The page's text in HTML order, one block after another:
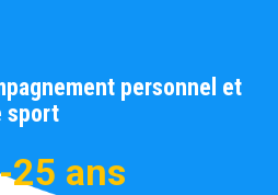
personnel et
sport
25 ans